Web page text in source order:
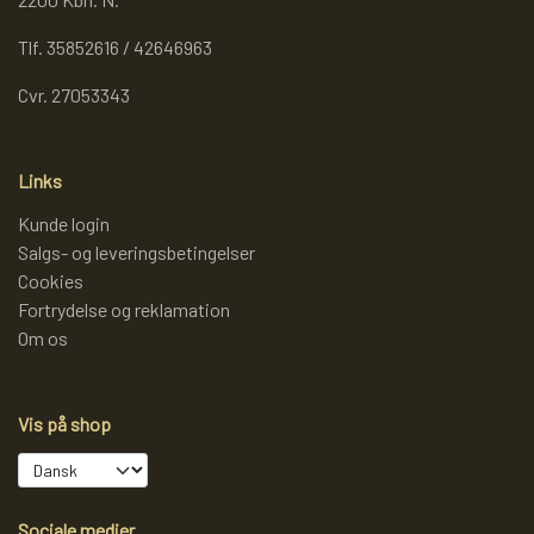
Tlf. 35852616 / 42646963
Cvr. 27053343
Links
Kunde login
Salgs- og leveringsbetingelser
Cookies
Fortrydelse og reklamation
Om os
Vis på shop